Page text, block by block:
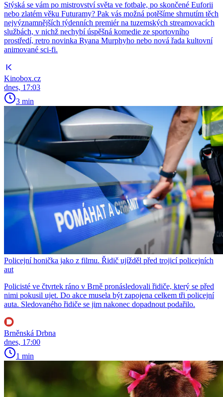
Stýská se vám po mistrovství světa ve fotbale, po skončené Euforii
nebo zlatém věku Futuramy? Pak vás možná potěšíme shrnutím těch
nejvýznamnějších týdenních premiér na tuzemských streamovacích
službách, v nichž nechybí úspěšná komedie ze sportovního
prostředí, retro novinka Ryana Murphyho nebo nová řada kultovní
animované sci-fi.
Kinobox.cz
dnes, 17:03
3 min
Policejní honička jako z filmu. Řidič ujížděl před trojicí policejních
aut
Policisté ve čtvrtek ráno v Brně pronásledovali řidiče, který se před
nimi pokusil ujet. Do akce musela být zapojena celkem tři policejní
auta. Sledovaného řidiče se jim nakonec dopadnout podařilo.
Brněnská Drbna
dnes, 17:00
1 min